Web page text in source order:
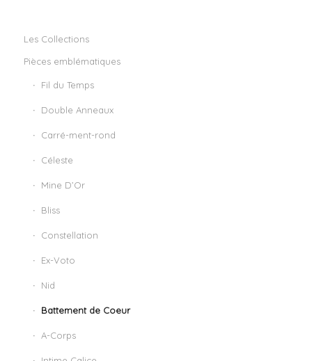
Les Collections
Pièces emblématiques
Fil du Temps
Double Anneaux
Carré-ment-rond
Céleste
Mine D’Or
Bliss
Constellation
Ex-Voto
Nid
Battement de Coeur
A-Corps